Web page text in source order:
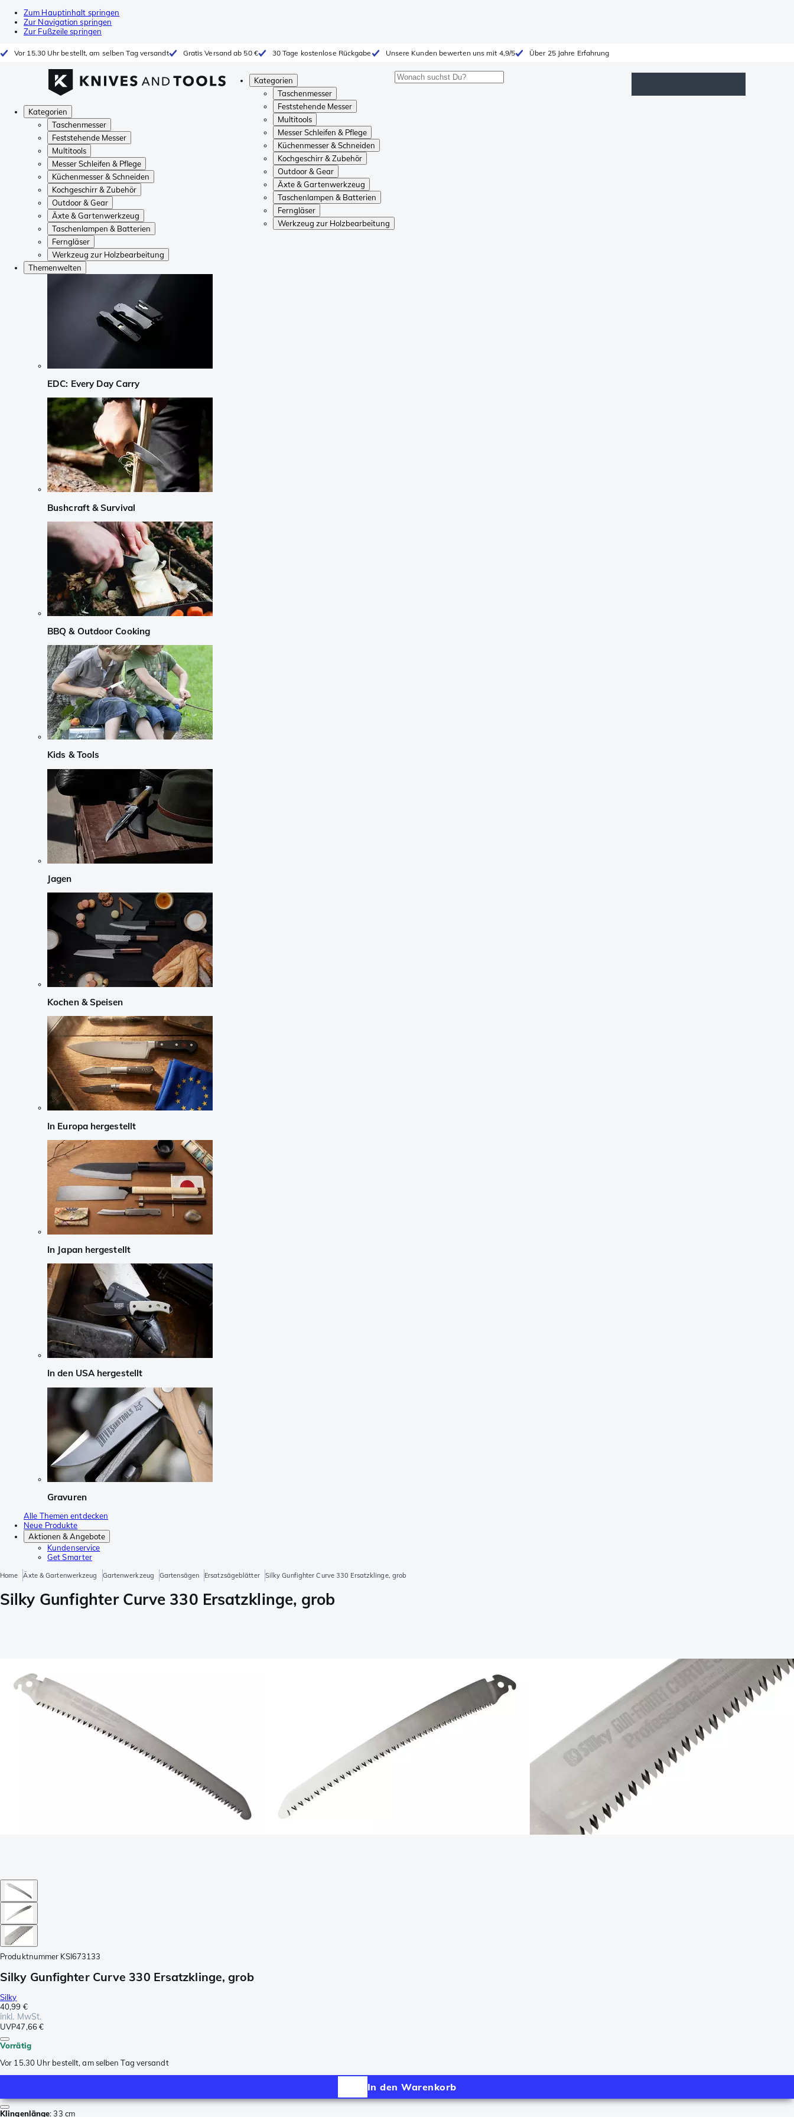
Zum Hauptinhalt springen
Zur Navigation springen
Zur Fußzeile springen
Vor 15.30 Uhr bestellt, am selben Tag versandt Gratis Versand ab 50 € 30 Tage kostenlose Rückgabe Unsere Kunden bewerten uns mit 4,9/5 Über 25 Jahre Erfahrung
Kategorien
Taschenmesser
Feststehende Messer
Multitools
Messer Schleifen & Pflege
Küchenmesser & Schneiden
Kochgeschirr & Zubehör
Outdoor & Gear
Äxte & Gartenwerkzeug
Taschenlampen & Batterien
Ferngläser
Werkzeug zur Holzbearbeitung
Kategorien
Taschenmesser
Feststehende Messer
Multitools
Messer Schleifen & Pflege
Küchenmesser & Schneiden
Kochgeschirr & Zubehör
Outdoor & Gear
Äxte & Gartenwerkzeug
Taschenlampen & Batterien
Ferngläser
Werkzeug zur Holzbearbeitung
Themenwelten
EDC: Every Day Carry
Bushcraft & Survival
BBQ & Outdoor Cooking
Kids & Tools
Jagen
Kochen & Speisen
In Europa hergestellt
In Japan hergestellt
In den USA hergestellt
Gravuren
Alle Themen entdecken
Neue Produkte
Aktionen & Angebote
Kundenservice
Get Smarter
Home Äxte & Gartenwerkzeug Gartenwerkzeug Gartensägen Ersatzsägeblätter Silky Gunfighter Curve 330 Ersatzklinge, grob
Silky Gunfighter Curve 330 Ersatzklinge, grob
Produktnummer KSI673133
Silky Gunfighter Curve 330 Ersatzklinge, grob
Silky
40,99 €
inkl. MwSt.
UVP47,66 €
Vorrätig
Vor 15.30 Uhr bestellt, am selben Tag versandt
In den Warenkorb
Klingenlänge:33 cm